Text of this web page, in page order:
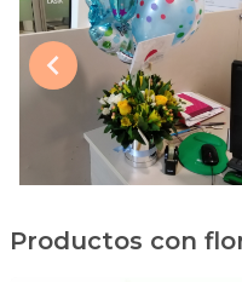
Productos con